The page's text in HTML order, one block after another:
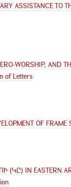
ASSISTANCE TO
WORSHIP, AND
of Letters
OF FRAME
(ԿԸ) IN EASTERN